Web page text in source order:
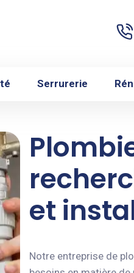
Serrurerie
et
Notre entreprise de